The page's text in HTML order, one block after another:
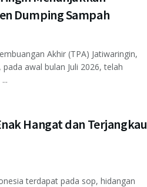
Dumping Sampah
Akhir (TPA) Jatiwaringin,
awal bulan Juli 2026, telah
Hangat dan Terjangkau
terdapat pada sop, hidangan